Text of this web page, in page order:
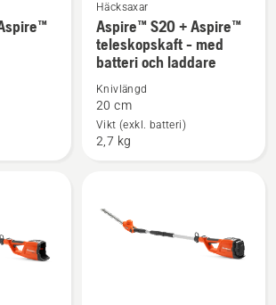
Se
mer
information
om
Aspire™
S20
Häcksaxar
Aspire™ S20 + Aspire™
teleskopskaft - med
batteri och laddare
Knivlängd
20 cm
Vikt (exkl. batteri)
2,7 kg